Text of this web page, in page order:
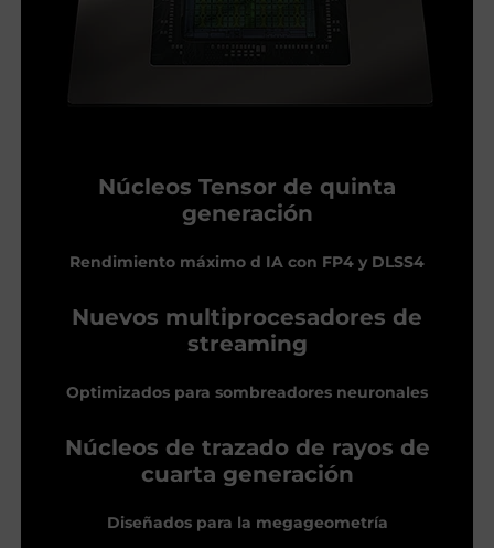
Núcleos Tensor de quinta
generación
Rendimiento máximo d IA con FP4 y DLSS4
Nuevos multiprocesadores de
streaming
Optimizados para sombreadores neuronales
Núcleos de trazado de rayos de
cuarta generación
Diseñados para la megageometría